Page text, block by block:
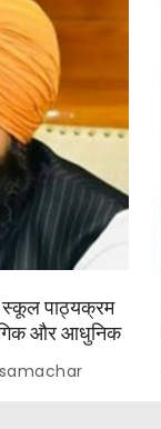
स्कूल पाठ्यक्रम
और आधुनिक